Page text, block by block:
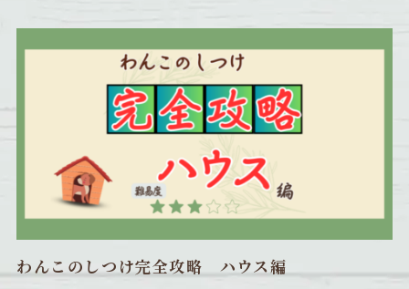
わんこのしつけ完全攻略 ハウス編